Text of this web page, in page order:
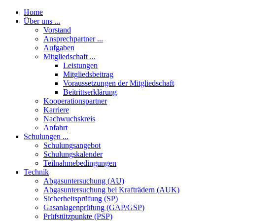
Home
Über uns ...
Vorstand
Ansprechpartner ...
Aufgaben
Mitgliedschaft ...
Leistungen
Mitgliedsbeitrag
Voraussetzungen der Mitgliedschaft
Beitrittserklärung
Kooperationspartner
Karriere
Nachwuchskreis
Anfahrt
Schulungen ...
Schulungsangebot
Schulungskalender
Teilnahmebedingungen
Technik
Abgasuntersuchung (AU)
Abgasuntersuchung bei Krafträdern (AUK)
Sicherheitsprüfung (SP)
Gasanlagenprüfung (GAP/GSP)
Prüfstützpunkte (PSP)